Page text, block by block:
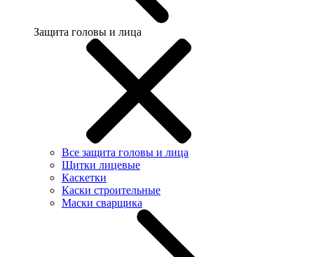
Защита головы и лица
Все защита головы и лица
Щитки лицевые
Каскетки
Каски строительные
Маски сварщика